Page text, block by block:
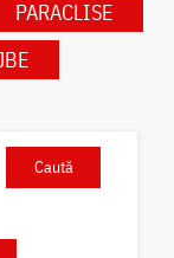
PARACLISE